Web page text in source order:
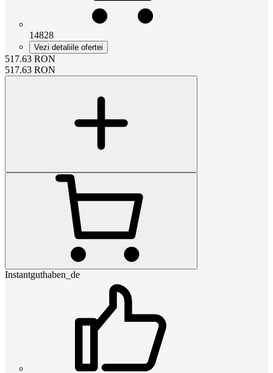
14828
Vezi detaliile ofertei
517.63 RON
517.63 RON
Instantguthaben_de